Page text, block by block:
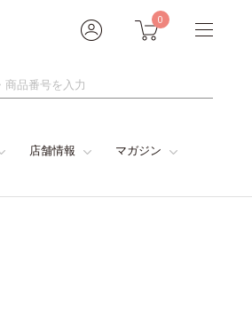
0
店舗情報 マガジン